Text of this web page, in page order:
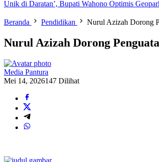
Unik di Daratan’, Bupati Wahono Optimis
Beranda Pendidikan Nurul Azizah Dorong
Nurul Azizah Dorong
Media Pantura
Mei 14, 2026147 Dilihat